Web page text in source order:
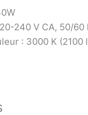
240 V CA, 50/60
: 3000 K (2100